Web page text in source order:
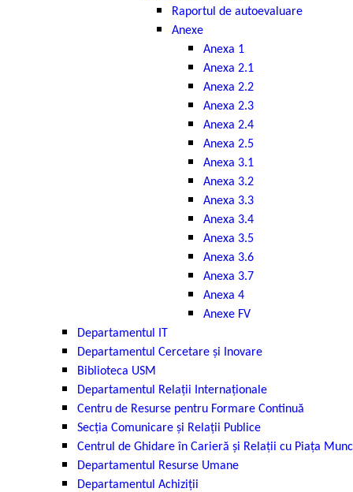
Raportul de autoevaluare
Anexe
Anexa 1
Anexa 2.1
Anexa 2.2
Anexa 2.3
Anexa 2.4
Anexa 2.5
Anexa 3.1
Anexa 3.2
Anexa 3.3
Anexa 3.4
Anexa 3.5
Anexa 3.6
Anexa 3.7
Anexa 4
Anexe FV
Departamentul IT
Departamentul Cercetare și Inovare
Biblioteca USM
Departamentul Relații Internaționale
Centru de Resurse pentru Formare Continuă
Secția Comunicare și Relații Publice
Centrul de Ghidare în Carieră și Relații cu Piața
Departamentul Resurse Umane
Departamentul Achiziții